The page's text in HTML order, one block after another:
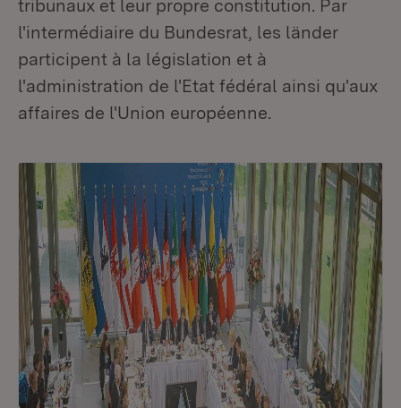
tribunaux et leur propre constitution. Par
l'intermédiaire du Bundesrat, les länder
participent à la législation et à
l'administration de l'Etat fédéral ainsi qu'aux
affaires de l'Union européenne.